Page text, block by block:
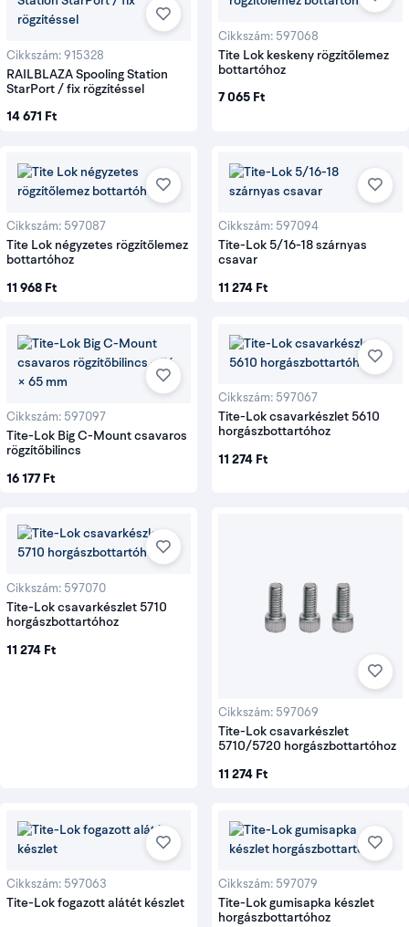
Cikkszám: 915328
RAILBLAZA Spooling Station
StarPort / fix rögzítéssel
14 671 Ft
Cikkszám: 597068
Tite Lok keskeny rögzítőlemez
bottartóhoz
7 065 Ft
Cikkszám: 597087
Tite Lok négyzetes rögzítőlemez
bottartóhoz
11 968 Ft
Cikkszám: 597094
Tite-Lok 5/16-18 szárnyas
csavar
11 274 Ft
Cikkszám: 597097
Tite-Lok Big C-Mount csavaros
rögzítőbilincs
16 177 Ft
Cikkszám: 597067
Tite-Lok csavarkészlet 5610
horgászbottartóhoz
11 274 Ft
Cikkszám: 597070
Tite-Lok csavarkészlet 5710
horgászbottartóhoz
11 274 Ft
Cikkszám: 597069
Tite-Lok csavarkészlet
5710/5720 horgászbottartóhoz
11 274 Ft
Cikkszám: 597063
Tite-Lok fogazott alátét készlet
Cikkszám: 597079
Tite-Lok gumisapka készlet
horgászbottartóhoz